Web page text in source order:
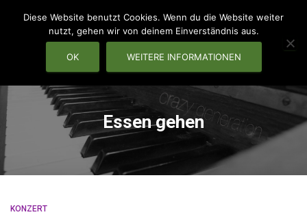
Essen gehen
KONZERT
Diese Website benutzt Cookies. Wenn du die Website weiter
nutzt, gehen wir von deinem Einverständnis aus.
OK WEITERE INFORMATIONEN